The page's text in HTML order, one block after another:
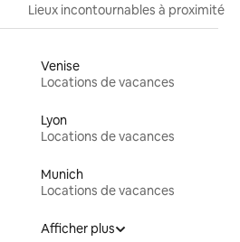
Lieux incontournables à proximité
Venise
Locations de vacances
Lyon
Locations de vacances
Munich
Locations de vacances
Afficher plus